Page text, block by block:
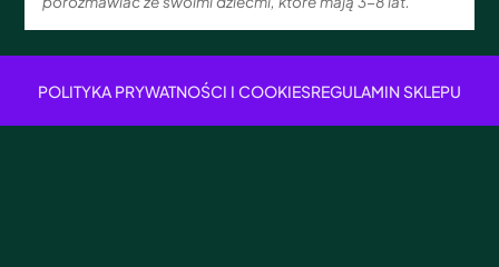
POLITYKA PRYWATNOŚCI I COOKIESREGULAMIN SKLEPU